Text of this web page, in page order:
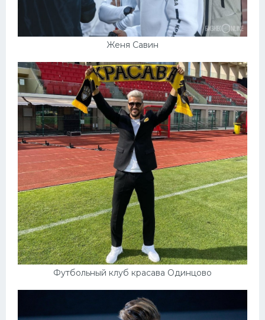
Женя Савин
Футбольный клуб красава Одинцово